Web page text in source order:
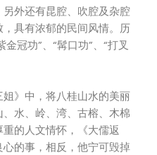
外还有昆腔、吹腔及杂腔
具有浓郁的民间风情。历
冠功”、“髯口功”、“打叉
》中，将八桂山水的美丽
水、岭、湾、古榕、木棉
的人文情怀，《大儒返
的事，相反，他宁可毁掉